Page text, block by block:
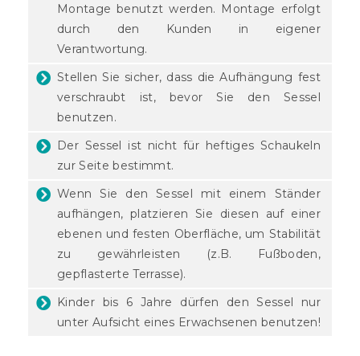
Montage benutzt werden. Montage erfolgt
durch den Kunden in eigener
Verantwortung.
Stellen Sie sicher, dass die Aufhängung fest
verschraubt ist, bevor Sie den Sessel
benutzen.
Der Sessel ist nicht für heftiges Schaukeln
zur Seite bestimmt.
Wenn Sie den Sessel mit einem Ständer
aufhängen, platzieren Sie diesen auf einer
ebenen und festen Oberfläche, um Stabilität
zu gewährleisten (z.B. Fußboden,
gepflasterte Terrasse).
Kinder bis 6 Jahre dürfen den Sessel nur
unter Aufsicht eines Erwachsenen benutzen!